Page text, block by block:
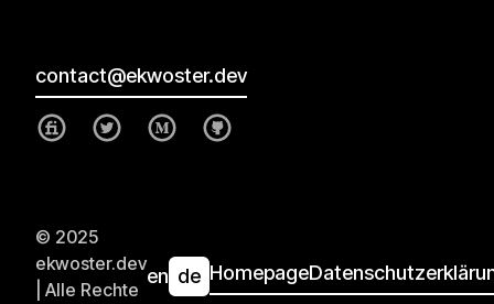
contact@ekwoster.dev
© 2025
ekwoster.dev
| Alle Rechte
en de Homepage